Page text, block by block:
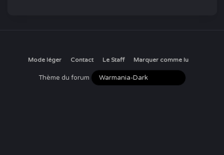
Mode léger Contact Le Staff Marquer comme lu
Thème du forum